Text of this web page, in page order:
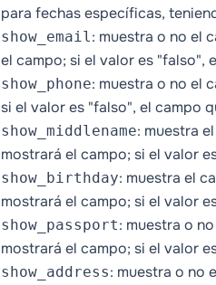
para fechas específicas,
show_email: muestra o no el
el campo; si el valor es "falso",
show_phone: muestra o no el
si el valor es "falso", el campo
show_middlename: muestra
mostrará el campo; si el valor
show_birthday: muestra el
mostrará el campo; si el valor
show_passport: muestra o
mostrará el campo; si el valor
show_address: muestra o no